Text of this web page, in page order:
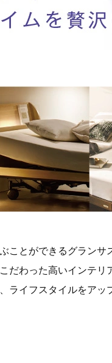
ことができるグランサ
だわった高いインテリ
イフスタイルをアッ